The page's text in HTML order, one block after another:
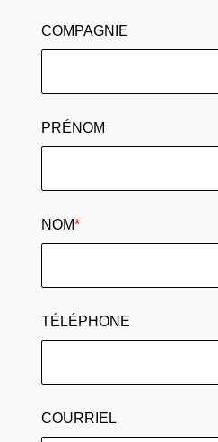
COMPAGNIE
PRÉNOM
NOM*
TÉLÉPHONE
COURRIEL